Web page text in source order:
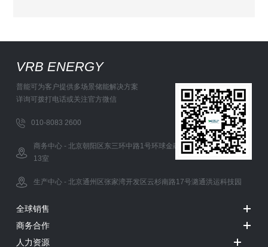
VRB ENERGY
普能可为客户提供多场景储能解决方案
详询可拨打电话或关注官方微信
010-8083 2600
商务中心 - 北京朝阳区东三环中路1号环球金融中心办公西塔5层12-
13室
生产中心 - 北京通州区张家湾开发区云杉南路17号潞通洪运科技园
全球销售
商务合作
人力资源